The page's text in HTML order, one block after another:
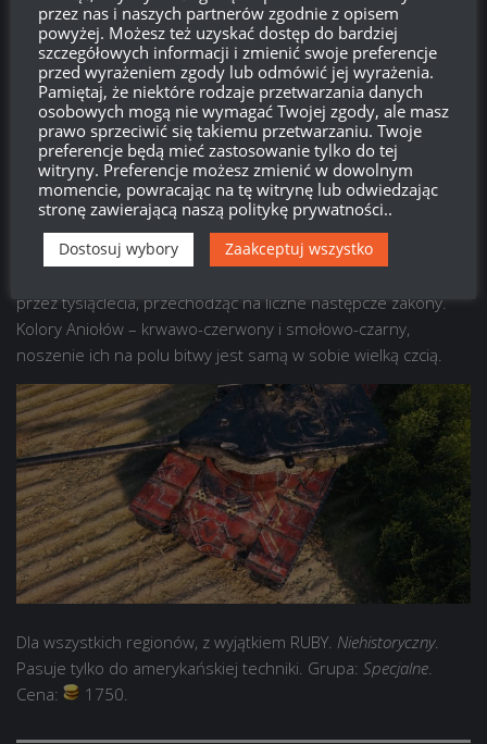
Styl 2D:”Dziedzictwo Sanguiniusa”.
Na nadchodzący tematyczny zestaw Prime Gaming WoT (Maj).
Ponownie partnerstwo z Warhammer 40,000.
„Dziedzictwo Sanguiniusa” – Przez całą swoją historię
legendarni Krwawi Aniołowie wykazują niezwykłą, niemal
niemożliwą do przezwyciężenia odwagę bojową. Dzięki niej
radzą sobie z najtrudniejszymi, czasami nie do pokonania
przeszkodami na niezliczonych polach bitew w wielu
przez tysiąclecia, przechodząc na liczne następcze zakony.
Kolory Aniołów – krwawo-czerwony i smołowo-czarny,
noszenie ich na polu bitwy jest samą w sobie wielką czcią.
Dla wszystkich regionów, z wyjątkiem RUBY. Niehistoryczny.
Pasuje tylko do amerykańskiej techniki. Grupa: Specjalne
Cena:
1750.
przez nas i naszych partnerów zgodnie z opisem
powyżej. Możesz też uzyskać dostęp do bardziej
szczegółowych informacji i zmienić swoje preferencje
przed wyrażeniem zgody lub odmówić jej wyrażenia.
Pamiętaj, że niektóre rodzaje przetwarzania danych
osobowych mogą nie wymagać Twojej zgody, ale masz
prawo sprzeciwić się takiemu przetwarzaniu. Twoje
preferencje będą mieć zastosowanie tylko do tej
witryny. Preferencje możesz zmienić w dowolnym
momencie, powracając na tę witrynę lub odwiedzając
stronę zawierającą naszą politykę prywatności..
Dostosuj wybory Zaakceptuj wszystko